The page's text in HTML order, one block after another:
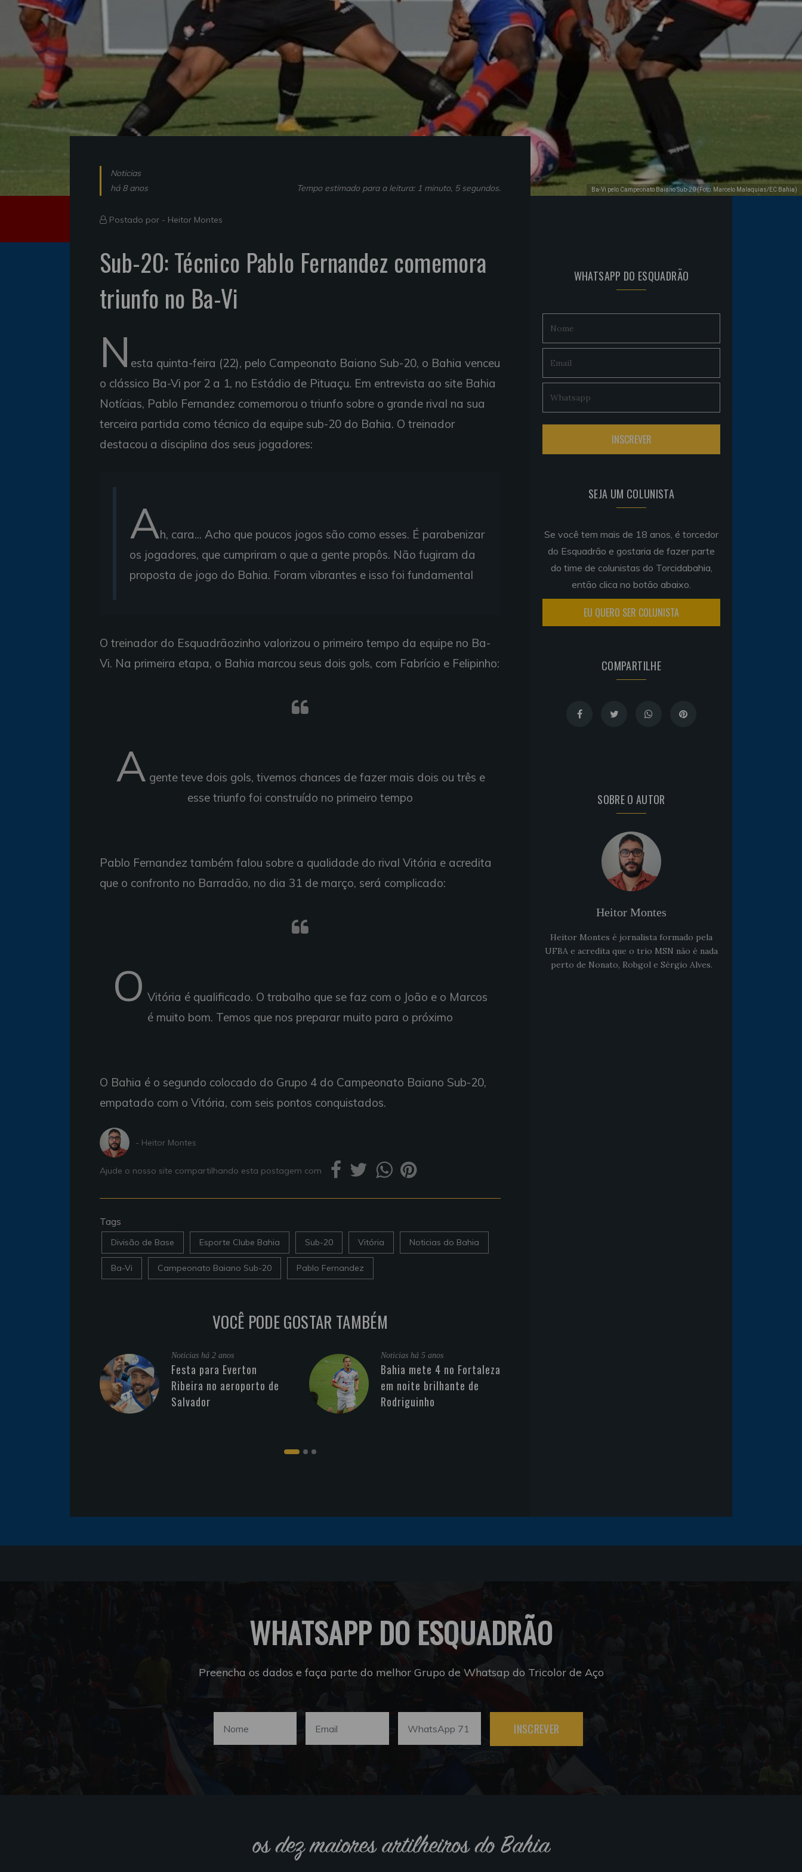
Ba-Vi pelo Campeonato Baiano Sub-20 (Foto: Marcelo Malaquias/EC Bahia)
Noticias
há 8 anos
Tempo estimado para a leitura: 1 minuto, 5 segundos.
Postado por - Heitor Montes
Sub-20: Técnico Pablo Fernandez comemora
triunfo no Ba-Vi
N esta quinta-feira (22), pelo Campeonato Baiano Sub-20, o Bahia venceu
o clássico Ba-Vi por 2 a 1, no Estádio de Pituaçu. Em entrevista ao site Bahia
Notícias, Pablo Fernandez comemorou o triunfo sobre o grande rival na sua
terceira partida como técnico da equipe sub-20 do Bahia. O treinador
destacou a disciplina dos seus jogadores:
Ah, cara... Acho que poucos jogos são como esses. É parabenizar
os jogadores, que cumpriram o que a gente propôs. Não fugiram da
proposta de jogo do Bahia. Foram vibrantes e isso foi fundamental
O treinador do Esquadrãozinho valorizou o primeiro tempo da equipe no Ba-
Vi. Na primeira etapa, o Bahia marcou seus dois gols, com Fabrício e Felipinho:
A gente teve dois gols, tivemos chances de fazer mais dois ou três e
esse triunfo foi construído no primeiro tempo
Pablo Fernandez também falou sobre a qualidade do rival Vitória e acredita
que o confronto no Barradão, no dia 31 de março, será complicado:
O Vitória é qualificado. O trabalho que se faz com o João e o Marcos
é muito bom. Temos que nos preparar muito para o próximo
O Bahia é o segundo colocado do Grupo 4 do Campeonato Baiano Sub-20,
empatado com o Vitória, com seis pontos conquistados.
- Heitor Montes
Ajude o nosso site compartilhando esta postagem com
Tags
Divisão de Base Esporte Clube Bahia Sub-20 Vitória Noticias do Bahia
Ba-Vi Campeonato Baiano Sub-20 Pablo Fernandez
VOCÊ PODE GOSTAR TAMBÉM
Noticias há 2 anos
Festa para Everton
Ribeira no aeroporto de
Salvador
Noticias há 5 anos
Bahia mete 4 no Fortaleza
em noite brilhante de
Rodriguinho
WHATSAPP DO ESQUADRÃO
SEJA UM COLUNISTA
Se você tem mais de 18 anos, é torcedor
do Esquadrão e gostaria de fazer parte
do time de colunistas do Torcidabahia,
então clica no botão abaixo.
EU QUERO SER COLUNISTA
COMPARTILHE
SOBRE O AUTOR
Heitor Montes
Heitor Montes é jornalista formado pela
UFBA e acredita que o trio MSN não é nada
perto de Nonato, Robgol e Sérgio Alves.
WHATSAPP DO ESQUADRÃO
Preencha os dados e faça parte do melhor Grupo de Whatsap do Tricolor de Aço
INSCREVER
os dez maiores artilheiros do Bahia